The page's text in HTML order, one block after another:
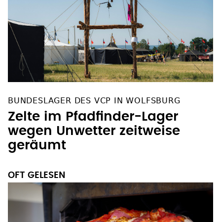
BUNDESLAGER DES VCP IN WOLFSBURG
Zelte im Pfadfinder-Lager
wegen Unwetter zeitweise
geräumt
OFT GELESEN